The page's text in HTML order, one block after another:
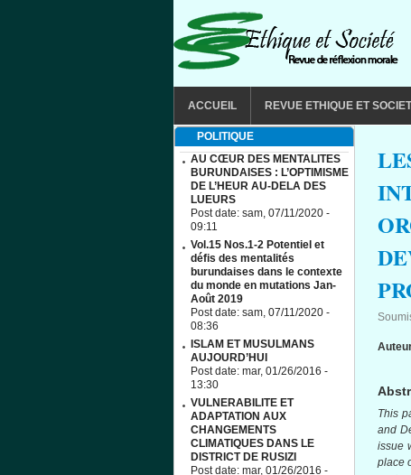
ACCUEIL REVUE ETHIQUE ET
This
and
issue
place
POLITIQUE
AU CŒUR DES MENTALITES
BURUNDAISES : L’OPTIMISME
DE L’HEUR AU-DELA DES
LUEURS
Post date: sam, 07/11/2020 -
09:11
Vol.15 Nos.1-2 Potentiel et
défis des mentalités
burundaises dans le contexte
du monde en mutations Jan-
Août 2019
Post date: sam, 07/11/2020 -
08:36
ISLAM ET MUSULMANS
AUJOURD’HUI
Post date: mar, 01/26/2016 -
13:30
VULNERABILITE ET
ADAPTATION AUX
CHANGEMENTS
CLIMATIQUES DANS LE
DISTRICT DE RUSIZI
Post date: mar, 01/26/2016 -